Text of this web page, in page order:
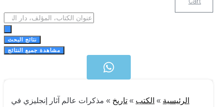
Search
نتائج البحث
مشاهدة جميع النتائج
الرئيسية»الكتب»تاريخ»مذكرات عالم آثار إنجليزي في